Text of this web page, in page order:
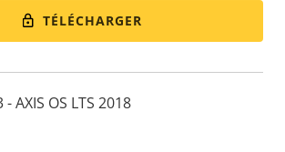
TÉLÉCHARGER
AXIS OS LTS 2018